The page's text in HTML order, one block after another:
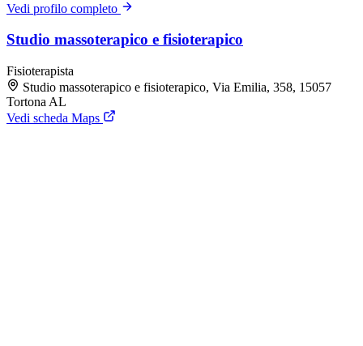
Vedi profilo completo
Studio massoterapico e fisioterapico
Fisioterapista
Studio massoterapico e fisioterapico, Via Emilia, 358, 15057
Tortona AL
Vedi scheda Maps